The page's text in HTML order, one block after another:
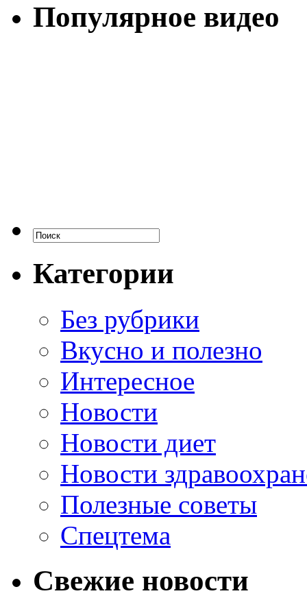
Популярное видео
Категории
Без рубрики
Вкусно и полезно
Интересное
Новости
Новости диет
Новости
Полезные советы
Спецтема
Свежие новости